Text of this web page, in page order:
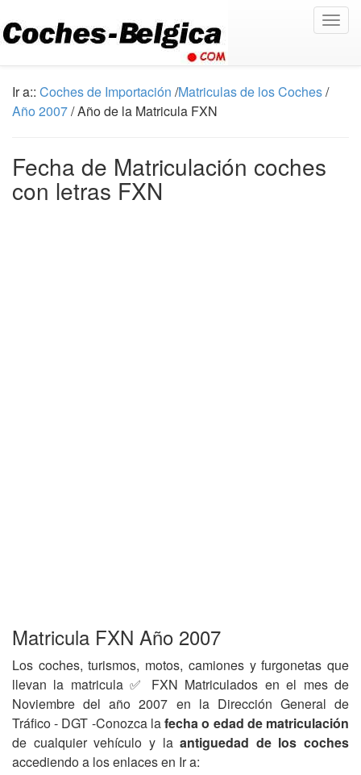
Ir a:: Coches de Importación /Matriculas de los Coches/
Año 2007/ Año de la Matricula FXN
Fecha de Matriculación coches
con letras FXN
Matricula FXN Año 2007
Los coches, turismos, motos, camiones y furgonetas que
llevan la matricula ✅ FXN Matriculados en el mes de
Noviembre del año 2007 en la Dirección General de
Tráfico - DGT -Conozca lafecha o edad de matriculación
de cualquier vehículo y laantiguedad de los coches
accediendo a los enlaces en Ir a: